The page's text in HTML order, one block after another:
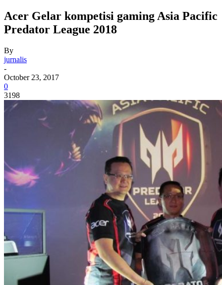
Acer Gelar kompetisi gaming Asia Pacific
Predator League 2018
By
jurnalis
-
October 23, 2017
0
3198